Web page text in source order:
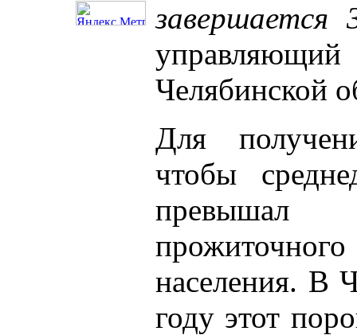
завершается
Челябинской
Для
чтобы
превышал
населения. В
году этот